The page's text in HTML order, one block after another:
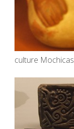
culture Mochicas